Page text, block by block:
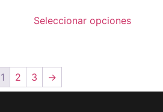
Seleccionar opciones
1 2 3 →